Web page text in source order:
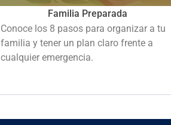
Familia Preparada
Conoce los 8 pasos para organizar a tu
familia y tener un plan claro frente a
cualquier emergencia.